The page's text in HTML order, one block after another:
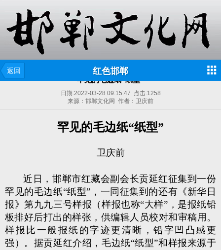
返回 红色邯郸
罕见的毛边纸“纸型”
日期:2022-03-28 09:15:47 点击:1258
来源：邯郸文化网 作者：卫庆前
罕见的毛边纸“纸型”
卫庆前
近日，邯郸市红藏会副会长贡延红征集到一份
罕见的毛边纸“纸型”，一同征集到的还有《新华日
报》第九九三号样报（样报也称“大样”，是报纸铅
板排好后打出的样张，供编辑人员校对和审稿用。
样报比一般报纸的字迹更清晰，铅字凹凸感更
强）。据贡延红介绍，毛边纸“纸型”和样报来源于